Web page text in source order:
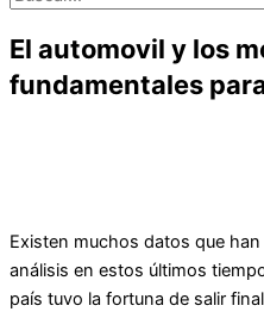
El automovil y los
fundamentales
Existen muchos datos que
análisis en estos últimos
país tuvo la fortuna de salir